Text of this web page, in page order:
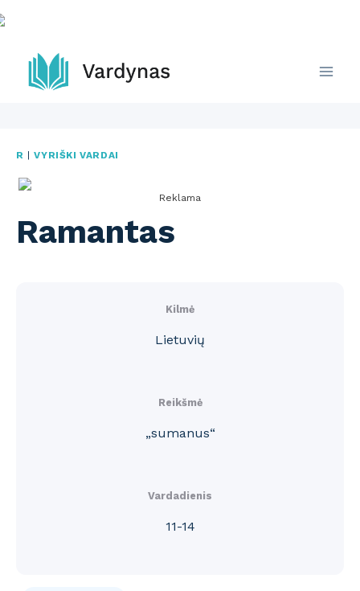
Skip
to
content
R |VYRIŠKI VARDAI
Reklama
Ramantas
Kilmė
Lietuvių
Reikšmė
„sumanus“
Vardadienis
11-14